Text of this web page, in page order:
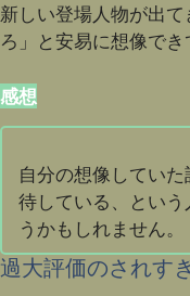
新しい登場人物が出
ろ」と安易に想像でき
感想
自分の想像してい
待している、とい
うかもしれません。
過大評価のされす